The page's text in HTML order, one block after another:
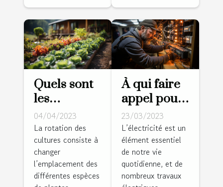
Quels sont
les
avantages
de la
rotation des
cultures
pour un
04/04/2023
La rotation des
cultures consiste à
changer
l’emplacement des
différentes espèces
À qui faire
appel pour
vos travaux
d’électricité
?
23/03/2023
L’électricité est un
élément essentiel
de notre vie
quotidienne, et de
nombreux travaux